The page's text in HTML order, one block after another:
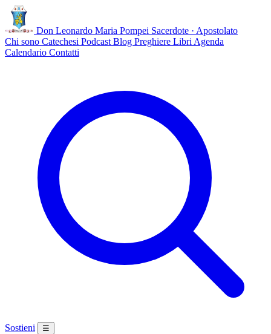
Don Leonardo Maria Pompei Sacerdote · Apostolato
Chi sono Catechesi Podcast Blog Preghiere Libri Agenda
Calendario Contatti
Sostieni ☰